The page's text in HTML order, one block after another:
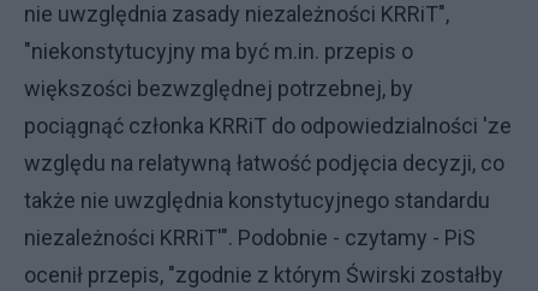
nie uwzględnia zasady niezależności KRRiT",
"niekonstytucyjny ma być m.in. przepis o
większości bezwzględnej potrzebnej, by
pociągnąć członka KRRiT do odpowiedzialności 'ze
względu na relatywną łatwość podjęcia decyzji, co
także nie uwzględnia konstytucyjnego standardu
niezależności KRRiT'". Podobnie - czytamy - PiS
ocenił przepis, "zgodnie z którym Świrski zostałby